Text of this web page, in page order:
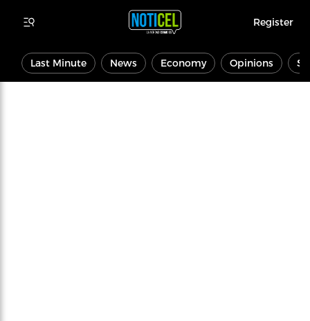
Register
Last Minute News Economy Opinions